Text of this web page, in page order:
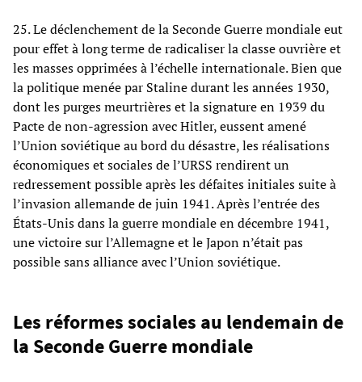
25. Le déclenchement de la Seconde Guerre mondiale eut
pour effet à long terme de radicaliser la classe ouvrière et
les masses opprimées à l’échelle internationale. Bien que
la politique menée par Staline durant les années 1930,
dont les purges meurtrières et la signature en 1939 du
Pacte de non-agression avec Hitler, eussent amené
l’Union soviétique au bord du désastre, les réalisations
économiques et sociales de l’URSS rendirent un
redressement possible après les défaites initiales suite à
l’invasion allemande de juin 1941. Après l’entrée des
États-Unis dans la guerre mondiale en décembre 1941,
une victoire sur l’Allemagne et le Japon n’était pas
possible sans alliance avec l’Union soviétique.
Les réformes sociales au lendemain de
la Seconde Guerre mondiale